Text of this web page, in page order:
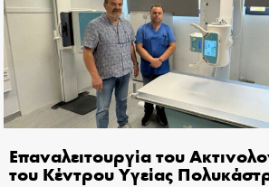
Επαναλειτουργία του
του Κέντρου Υγείας